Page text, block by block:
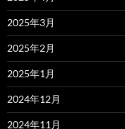
2025年3月
2025年2月
2025年1月
2024年12月
2024年11月